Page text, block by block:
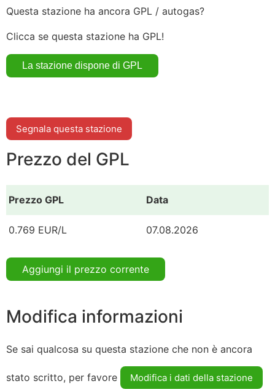
Questa stazione ha ancora GPL / autogas?
Clicca se questa stazione ha GPL!
Segnala questa stazione
Prezzo del GPL
Prezzo GPL Data
0.769 EUR/L 07.08.2026
Aggiungi il prezzo corrente
Modifica informazioni
Se sai qualcosa su questa stazione che non è ancora
stato scritto, per favore Modifica i dati della stazione